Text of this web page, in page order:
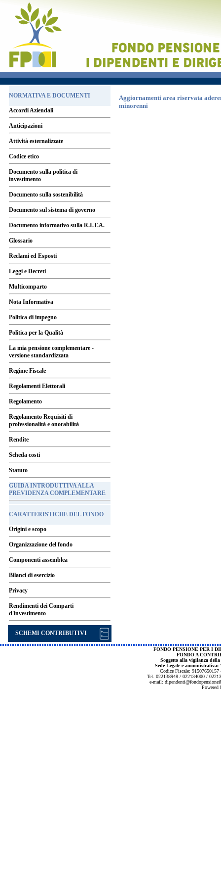
NORMATIVA E DOCUMENTI
Accordi Aziendali
Anticipazioni
Attività esternalizzate
Codice etico
Documento sulla politica di
investimento
Documento sulla sostenibilità
Documento sul sistema di governo
Documento informativo sulla R.I.T.A.
Glossario
Reclami ed Esposti
Leggi e Decreti
Multicomparto
Nota Informativa
Politica di impegno
Politica per la Qualità
La mia pensione complementare -
versione standardizzata
Regime Fiscale
Regolamenti Elettorali
Regolamento
Regolamento Requisiti di
professionalità e onorabilità
Rendite
Scheda costi
Statuto
GUIDA INTRODUTTIVA ALLA
PREVIDENZA COMPLEMENTARE
CARATTERISTICHE DEL FONDO
Origini e scopo
Organizzazione del fondo
Componenti assemblea
Bilanci di esercizio
Privacy
Rendimenti dei Comparti
d'investimento
SCHEMI CONTRIBUTIVI
Aggiornamenti area riservata
minorenni
FONDO PENSIONE PER I
FONDO A
Soggetto alla vigilanza
Sede Legale e amministrativa:
Codice Fiscale:
Tel. 022138948 / 022134000 /
e-mail:
Powered